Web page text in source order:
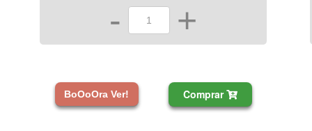
- +
BoOoOra Ver! Comprar